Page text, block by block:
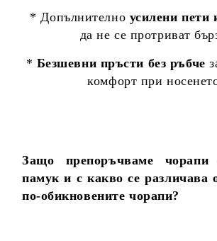
* Допълнително усилени пети
да не се протриват
* Безшевни пръсти без ръбче
комфорт при
Защо препоръчваме чорапи
памук и с какво се различава
по-обикновените чорапи?